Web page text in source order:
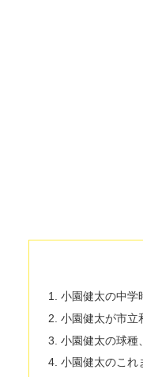
小園健太の中学
小園健太が市立
小園健太の球種
小園健太のこれ